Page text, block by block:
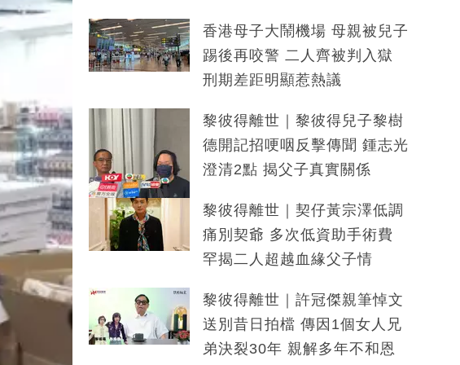
香港母子大鬧機場 母親被兒子
踢後再咬警 二人齊被判入獄
刑期差距明顯惹熱議
黎彼得離世｜黎彼得兒子黎樹
德開記招哽咽反擊傳聞 鍾志光
澄清2點 揭父子真實關係
黎彼得離世｜契仔黃宗澤低調
痛別契爺 多次低資助手術費
罕揭二人超越血緣父子情
黎彼得離世｜許冠傑親筆悼文
送別昔日拍檔 傳因1個女人兄
弟決裂30年 親解多年不和恩